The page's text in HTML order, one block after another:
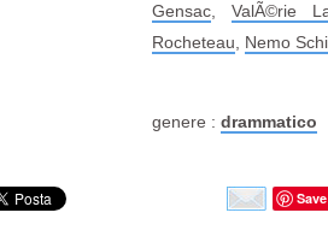
Gensac ,ValÃ©rie
Rocheteau
Nemo
genere : drammatico
Save